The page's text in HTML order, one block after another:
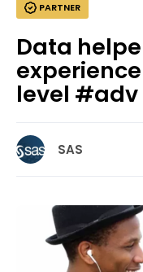
PARTNER
Data
level #adv
SAS